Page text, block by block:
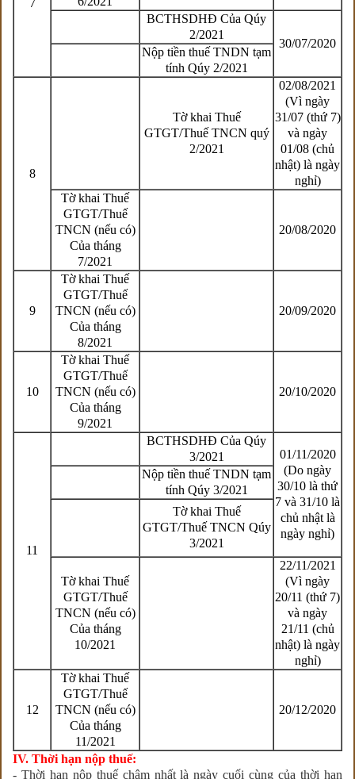
BCTHSDHĐ Của Qúy
2/2021
30/07/2020
Nộp tiền thuế TNDN tạm
tính Qúy 2/2021
8
Tờ khai Thuế
GTGT/Thuế TNCN quý
2/2021
02/08/2021
(Vì ngày
31/07 (thứ 7)
và ngày
01/08 (chủ
nhật) là ngày
nghỉ)
Tờ khai Thuế
GTGT/Thuế
TNCN (nếu có)
Của tháng
7/2021
20/08/2020
9
Tờ khai Thuế
GTGT/Thuế
TNCN (nếu có)
Của tháng
8/2021
20/09/2020
10
Tờ khai Thuế
GTGT/Thuế
TNCN (nếu có)
Của tháng
9/2021
20/10/2020
11
BCTHSDHĐ Của Qúy
3/2021
01/11/2020
(Do ngày
30/10 là thứ
7 và 31/10 là
chủ nhật là
ngày nghỉ)
Nộp tiền thuế TNDN tạm
tính Qúy 3/2021
Tờ khai Thuế
GTGT/Thuế TNCN Qúy
3/2021
Tờ khai Thuế
GTGT/Thuế
TNCN (nếu có)
Của tháng
10/2021
22/11/2021
(Vì ngày
20/11 (thứ 7)
và ngày
21/11 (chủ
nhật) là ngày
nghỉ)
12
Tờ khai Thuế
GTGT/Thuế
TNCN (nếu có)
Của tháng
11/2021
20/12/2020
IV. Thời hạn nộp thuế:
- Thời hạn nộp thuế chậm nhất là ngày cuối cùng của thời hạn